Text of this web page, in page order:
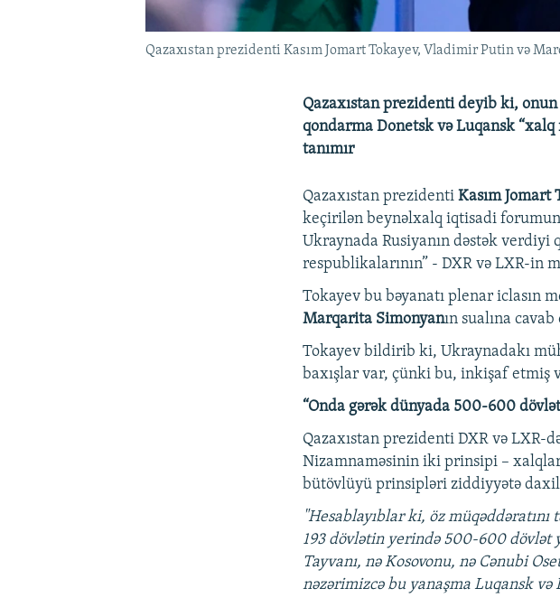
Qazaxıstan prezidenti Kasım Jomart Tokayev, Vladimir Putin və
Qazaxıstan prezidenti deyib ki,
qondarma Donetsk və Luqansk
tanımır
Qazaxıstan prezidentiKasım Jomart
keçirilən beynəlxalq iqtisadi
Ukraynada Rusiyanın dəstək verdiyi
respublikalarının” - DXR və LXR-in
Tokayev bu bəyanatı plenar iclasın
Marqarita Simonyanın sualına
Tokayev bildirib ki, Ukraynadakı
baxışlar var, çünki bu, inkişaf etmiş
“Onda gərək dünyada 500-600 dövlət
Qazaxıstan prezidenti DXR və LXR-
Nizamnaməsinin iki prinsipi –
bütövlüyü prinsipləri ziddiyyətə
"Hesablayıblar ki, öz
193 dövlətin yerində 500-600 dövlət
Tayvanı, nə Kosovonu, nə Cənubi
nəzərimizcə bu yanaşma Luqansk